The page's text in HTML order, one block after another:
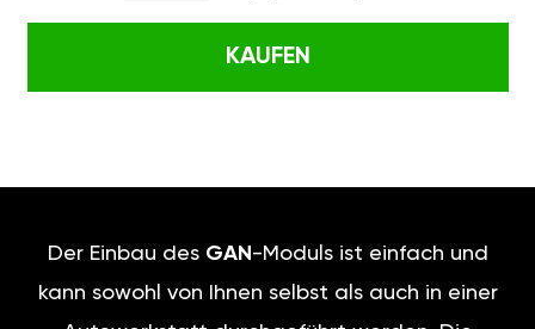
KAUFEN
Der Einbau des GAN -Moduls ist einfach und
kann sowohl von Ihnen selbst als auch in einer